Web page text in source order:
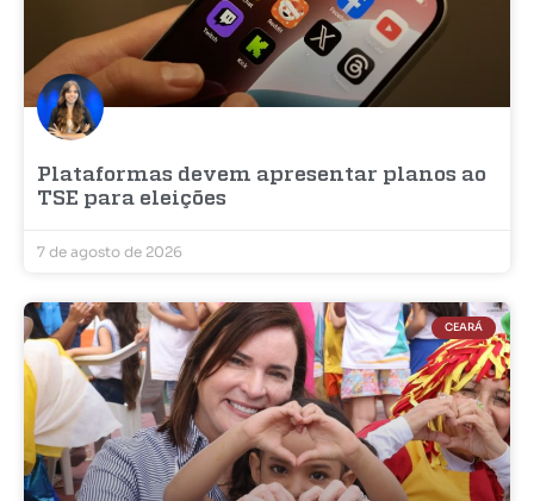
Plataformas devem apresentar planos ao
TSE para eleições
7 de agosto de 2026
CEARÁ